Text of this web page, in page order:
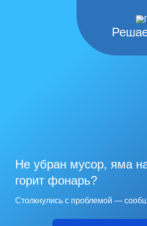
Не убран мусор, яма
горит фонарь?
Столкнулись с проблемой —